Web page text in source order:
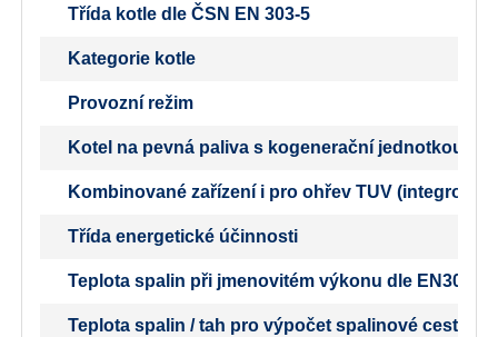
Třída kotle dle ČSN EN 303-5
Kategorie kotle
Provozní režim
Kotel na pevná paliva s kogenerační jednotkou
Kombinované zařízení i pro ohřev TUV
Třída energetické účinnosti
Teplota spalin při jmenovitém výkonu dle EN303-5
Teplota spalin / tah pro výpočet spalinové cesty